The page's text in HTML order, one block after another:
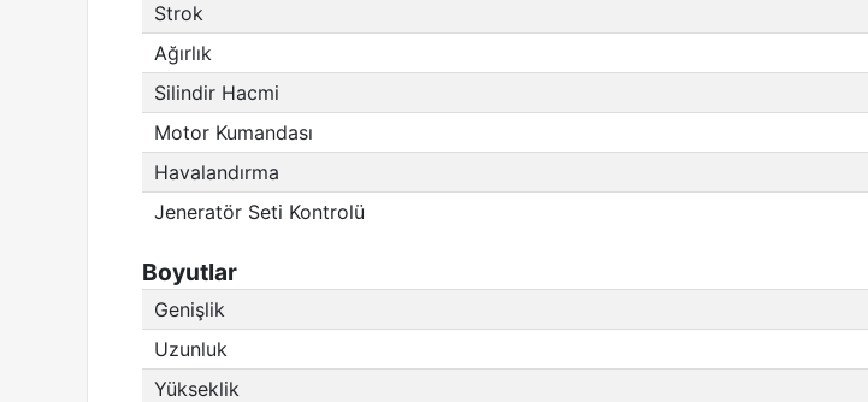
Strok
Ağırlık
Silindir Hacmi
Motor Kumandası
Havalandırma
Jeneratör Seti Kontrolü
Boyutlar
Genişlik
Uzunluk
Yükseklik